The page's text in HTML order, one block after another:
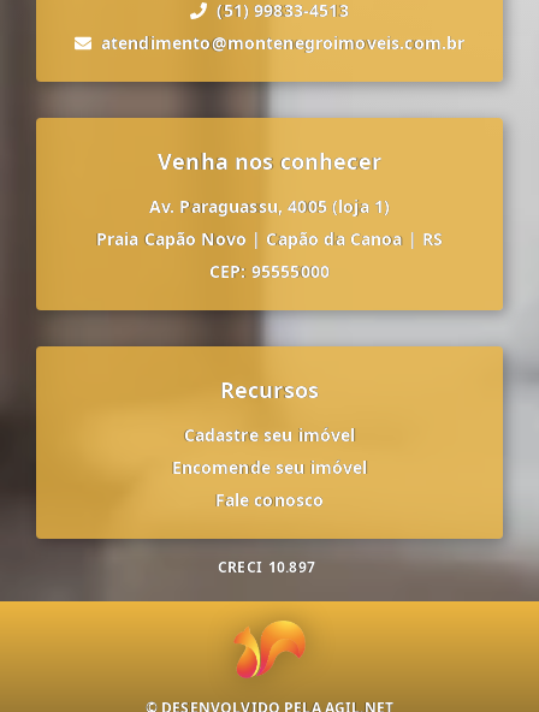
(51) 99833-4513
atendimento@montenegroimoveis.com.br
Venha nos conhecer
Av. Paraguassu, 4005 (loja 1)
Praia Capão Novo | Capão da Canoa | RS
CEP: 95555000
Recursos
Cadastre seu imóvel
Encomende seu imóvel
Fale conosco
CRECI 10.897